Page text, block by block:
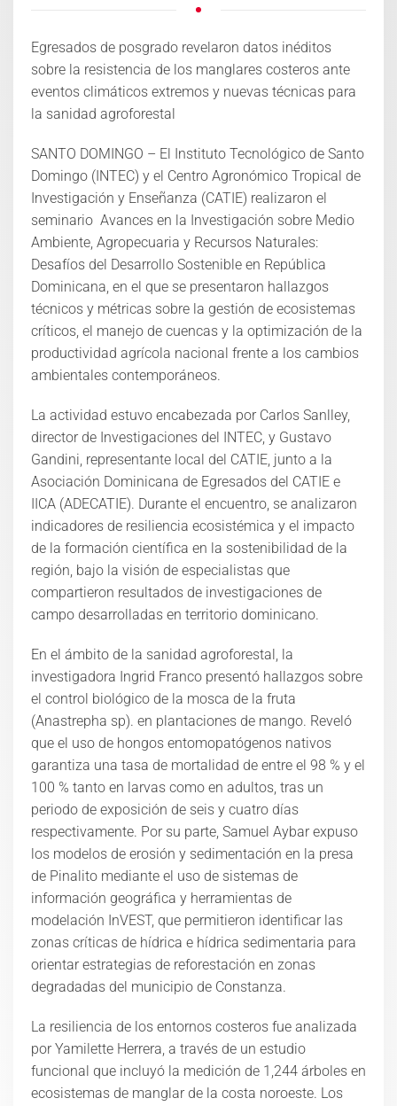
Egresados de posgrado revelaron datos inéditos
sobre la resistencia de los manglares costeros ante
eventos climáticos extremos y nuevas técnicas para
la sanidad agroforestal
SANTO DOMINGO – El Instituto Tecnológico de Santo
Domingo (INTEC) y el Centro Agronómico Tropical de
Investigación y Enseñanza (CATIE) realizaron el
seminario Avances en la Investigación sobre Medio
Ambiente, Agropecuaria y Recursos Naturales:
Desafíos del Desarrollo Sostenible en República
Dominicana, en el que se presentaron hallazgos
técnicos y métricas sobre la gestión de ecosistemas
críticos, el manejo de cuencas y la optimización de la
productividad agrícola nacional frente a los cambios
ambientales contemporáneos.
La actividad estuvo encabezada por Carlos Sanlley,
director de Investigaciones del INTEC, y Gustavo
Gandini, representante local del CATIE, junto a la
Asociación Dominicana de Egresados del CATIE e
IICA (ADECATIE). Durante el encuentro, se analizaron
indicadores de resiliencia ecosistémica y el impacto
de la formación científica en la sostenibilidad de la
región, bajo la visión de especialistas que
compartieron resultados de investigaciones de
campo desarrolladas en territorio dominicano.
En el ámbito de la sanidad agroforestal, la
investigadora Ingrid Franco presentó hallazgos sobre
el control biológico de la mosca de la fruta
(Anastrepha sp). en plantaciones de mango. Reveló
que el uso de hongos entomopatógenos nativos
garantiza una tasa de mortalidad de entre el 98 % y el
100 % tanto en larvas como en adultos, tras un
periodo de exposición de seis y cuatro días
respectivamente. Por su parte, Samuel Aybar expuso
los modelos de erosión y sedimentación en la presa
de Pinalito mediante el uso de sistemas de
información geográfica y herramientas de
modelación InVEST, que permitieron identificar las
zonas críticas de hídrica e hídrica sedimentaria para
orientar estrategias de reforestación en zonas
degradadas del municipio de Constanza.
La resiliencia de los entornos costeros fue analizada
por Yamilette Herrera, a través de un estudio
funcional que incluyó la medición de 1,244 árboles en
ecosistemas de manglar de la costa noroeste. Los